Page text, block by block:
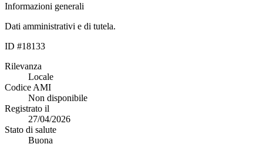
Informazioni generali
Dati amministrativi e di tutela.
ID #18133
Rilevanza
Locale
Codice AMI
Non disponibile
Registrato il
27/04/2026
Stato di salute
Buona